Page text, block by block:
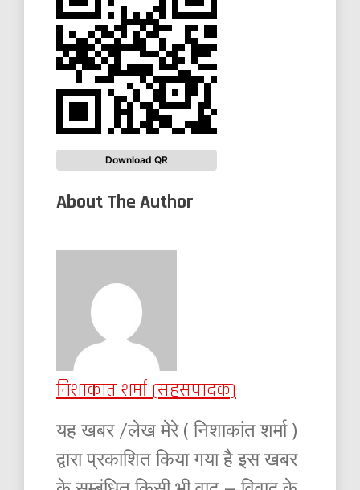
Download QR
About The Author
निशाकांत शर्मा (सहसंपादक)
यह खबर /लेख मेरे ( निशाकांत शर्मा )
द्वारा प्रकाशित किया गया है इस खबर